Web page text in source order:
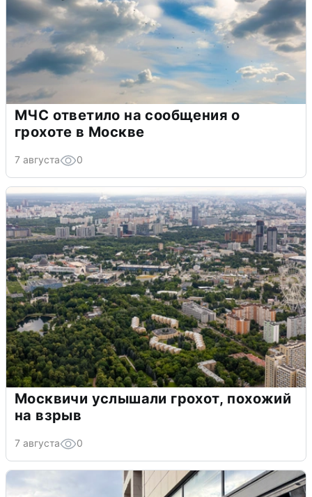
МЧС ответило на сообщения о
грохоте в Москве
7 августа 0
Москвичи услышали грохот, похожий
на взрыв
7 августа 0